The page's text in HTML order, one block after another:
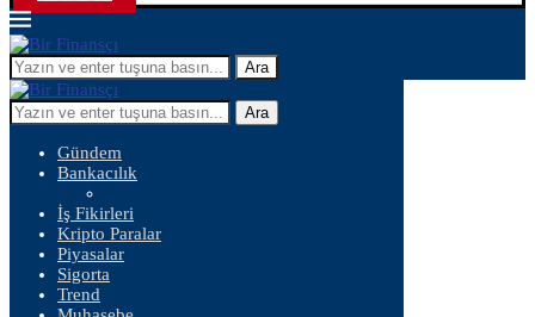
Ara
Ara
Gündem
Bankacılık
İş Fikirleri
Kripto Paralar
Piyasalar
Sigorta
Trend